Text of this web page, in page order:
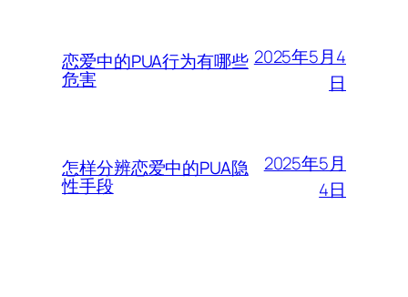
恋爱中的PUA行为有哪些
危害
2025年5月4
日
怎样分辨恋爱中的PUA隐
性手段
2025年5月
4日